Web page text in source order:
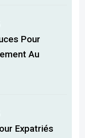
Pour
Au
Expatriés